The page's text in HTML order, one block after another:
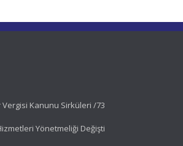
Vergisi Kanunu Sirküleri /73
Yönetmeliği Değişti